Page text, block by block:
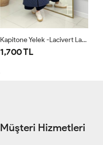
Kapitone Yelek -Lacivert Lacivert
1,700 TL
Müşteri Hizmetleri